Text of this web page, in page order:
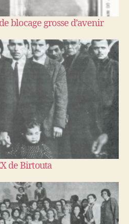
blocage grosse d’avenir
de Birtouta